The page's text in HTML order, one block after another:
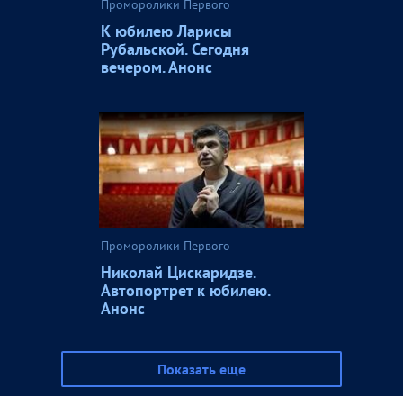
Проморолики Первого
К юбилею Ларисы
Рубальской. Сегодня
вечером. Анонс
Проморолики Первого
Николай Цискаридзе.
Автопортрет к юбилею.
Анонс
Показать еще